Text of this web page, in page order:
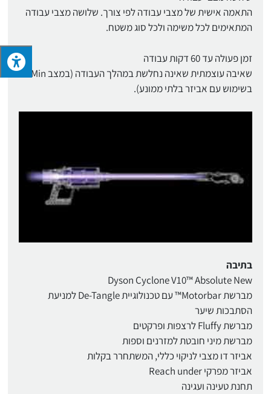
התאמה אישית של מצבי עבודה לפי צורך. שלושה מצבי עבודה
המתאימים לכל משימה ולכל סוג משטח.
זמן פעולה עד 60 דקות עבודה
שאיבה עוצמתית שאינה נחלשת במהלך העבודה (במצב Min
בשימוש עם אביזר בלתי ממונע).
בתיבה
Dyson Cyclone V10™ Absolute New
מברשת Motorbar™ עם טכנולוגיית De-Tangle למניעת
הסתבכות שיער
מברשת Fluffy לרצפות ופרקטים
מברשת מיני חובטת למזרנים וספות
אביזר דו מצבי לניקוי כללי, המשתחרר בקלות
אביזר מפרקי Reach under
תחנת טעינה ועגינה